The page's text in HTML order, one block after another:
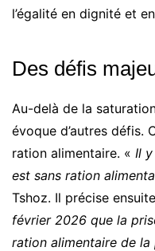
l’égalité en dignité et
Des défis
Au-delà de la
évoque d’autres défis.
ration alimentaire. « Il
est sans ration
Tshoz. Il précise
février 2026 que la
ration alimentaire de